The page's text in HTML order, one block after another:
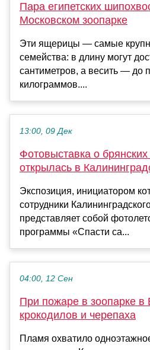
Пара египетских
Московском зоопарке
Эти ящерицы — самые
семейства: в длину могут
сантиметров, а весить — до
килограммов....
13:00, 09 Дек
Фотовыставка о брянских
открылась в
Экспозиция, инициатором
сотрудники
представляет собой
программы «Спасти са...
04:00, 12 Сен
При пожаре в зоопарке в
крокодилов и черепаха
Пламя охватило